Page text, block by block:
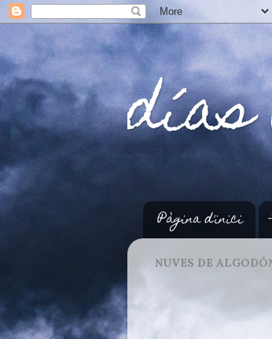
Pàgina d'inici
NUVES DE